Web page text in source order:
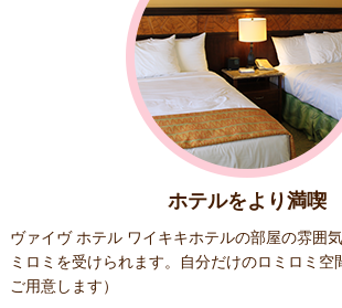
ホテルをより満喫
ヴァイヴ ホテル ワイキキホテルの部屋の雰囲
ミロミを受けられます。自分だけのロミロミ空
ご用意します）